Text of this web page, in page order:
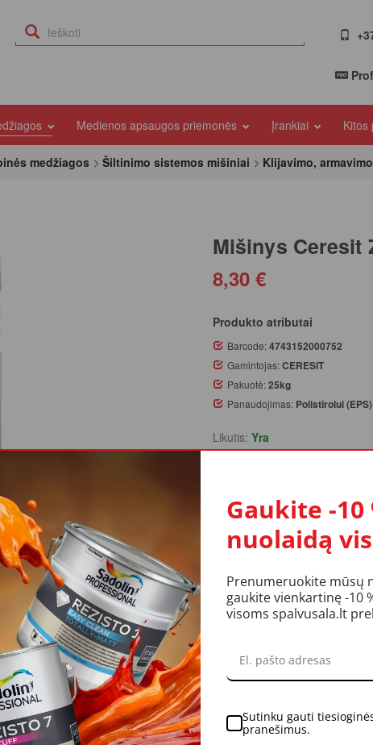
Medienos apsaugos priemonės Įrankiai Kitos
medžiagos Šiltinimo sistemos mišiniai Klijavimo,
Mišinys Ceresit
8,30 €
Produkto atributai
Barcode:4743152000752
Gamintojas:CERESIT
Pakuotė:25kg
Panaudojimas: Polistirolui (EPS)
Likutis: Yra
Užsakymą pateikus iki
atsiėmimas galimas
KIEKIS:
APRAŠYMAS REITINGAI IR ATSILIEPIMAI
putplasčio plokštėms tvirtinti ir rekomenduojamas naudoti pagal
statomiems privatiems pastatams šiltinti ir šiluminei pastatų
Gaukite -10
nuolaidą
Prenumeruokite mūsų
gaukite vienkartinę -10
visoms spalvusala.lt
Sutinku gauti
pranešimus.